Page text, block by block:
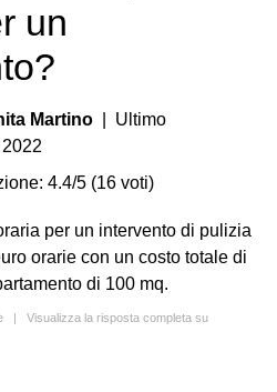
un
Martino | Ultimo
4.4/5 (16 voti)
per un intervento di pulizia
orarie con un costo totale di
di 100 mq.
| Visualizza la risposta completa su